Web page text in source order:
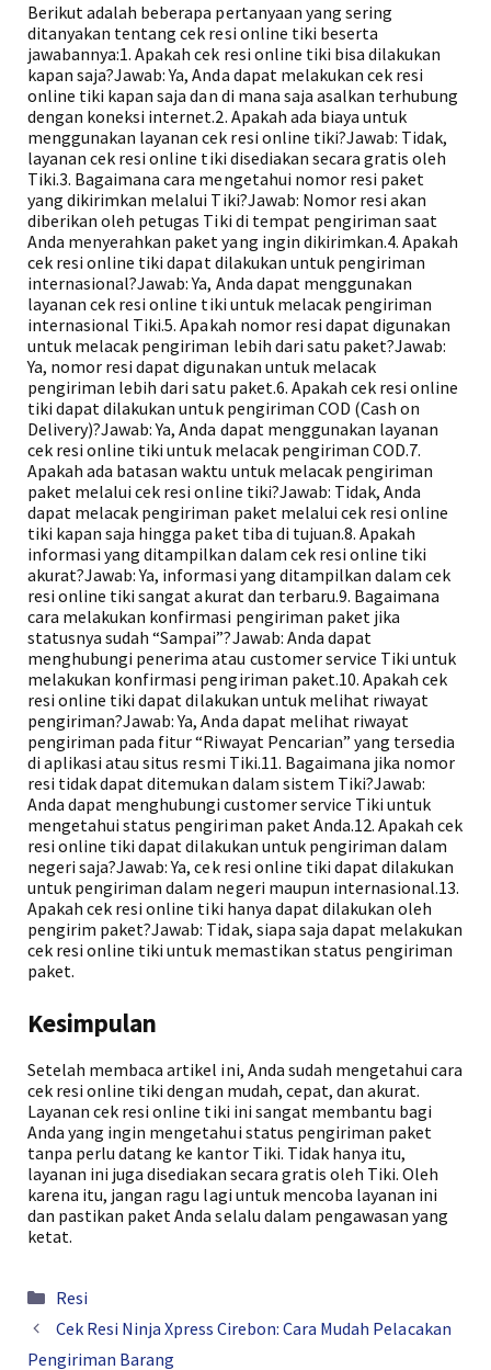
Berikut adalah beberapa pertanyaan yang sering
ditanyakan tentang cek resi online tiki beserta
jawabannya:1. Apakah cek resi online tiki bisa dilakukan
kapan saja?Jawab: Ya, Anda dapat melakukan cek resi
online tiki kapan saja dan di mana saja asalkan terhubung
dengan koneksi internet.2. Apakah ada biaya untuk
menggunakan layanan cek resi online tiki?Jawab: Tidak,
layanan cek resi online tiki disediakan secara gratis oleh
Tiki.3. Bagaimana cara mengetahui nomor resi paket
yang dikirimkan melalui Tiki?Jawab: Nomor resi akan
diberikan oleh petugas Tiki di tempat pengiriman saat
Anda menyerahkan paket yang ingin dikirimkan.4. Apakah
cek resi online tiki dapat dilakukan untuk pengiriman
internasional?Jawab: Ya, Anda dapat menggunakan
layanan cek resi online tiki untuk melacak pengiriman
internasional Tiki.5. Apakah nomor resi dapat digunakan
untuk melacak pengiriman lebih dari satu paket?Jawab:
Ya, nomor resi dapat digunakan untuk melacak
pengiriman lebih dari satu paket.6. Apakah cek resi online
tiki dapat dilakukan untuk pengiriman COD (Cash on
Delivery)?Jawab: Ya, Anda dapat menggunakan layanan
cek resi online tiki untuk melacak pengiriman COD.7.
Apakah ada batasan waktu untuk melacak pengiriman
paket melalui cek resi online tiki?Jawab: Tidak, Anda
dapat melacak pengiriman paket melalui cek resi online
tiki kapan saja hingga paket tiba di tujuan.8. Apakah
informasi yang ditampilkan dalam cek resi online tiki
akurat?Jawab: Ya, informasi yang ditampilkan dalam cek
resi online tiki sangat akurat dan terbaru.9. Bagaimana
cara melakukan konfirmasi pengiriman paket jika
statusnya sudah “Sampai”?Jawab: Anda dapat
menghubungi penerima atau customer service Tiki untuk
melakukan konfirmasi pengiriman paket.10. Apakah cek
resi online tiki dapat dilakukan untuk melihat riwayat
pengiriman?Jawab: Ya, Anda dapat melihat riwayat
pengiriman pada fitur “Riwayat Pencarian” yang tersedia
di aplikasi atau situs resmi Tiki.11. Bagaimana jika nomor
resi tidak dapat ditemukan dalam sistem Tiki?Jawab:
Anda dapat menghubungi customer service Tiki untuk
mengetahui status pengiriman paket Anda.12. Apakah cek
resi online tiki dapat dilakukan untuk pengiriman dalam
negeri saja?Jawab: Ya, cek resi online tiki dapat dilakukan
untuk pengiriman dalam negeri maupun internasional.13.
Apakah cek resi online tiki hanya dapat dilakukan oleh
pengirim paket?Jawab: Tidak, siapa saja dapat melakukan
cek resi online tiki untuk memastikan status pengiriman
paket.
Kesimpulan
Setelah membaca artikel ini, Anda sudah mengetahui cara
cek resi online tiki dengan mudah, cepat, dan akurat.
Layanan cek resi online tiki ini sangat membantu bagi
Anda yang ingin mengetahui status pengiriman paket
tanpa perlu datang ke kantor Tiki. Tidak hanya itu,
layanan ini juga disediakan secara gratis oleh Tiki. Oleh
karena itu, jangan ragu lagi untuk mencoba layanan ini
dan pastikan paket Anda selalu dalam pengawasan yang
ketat.
Kategori
Resi
Cek Resi Ninja Xpress Cirebon: Cara Mudah Pelacakan
Pengiriman Barang